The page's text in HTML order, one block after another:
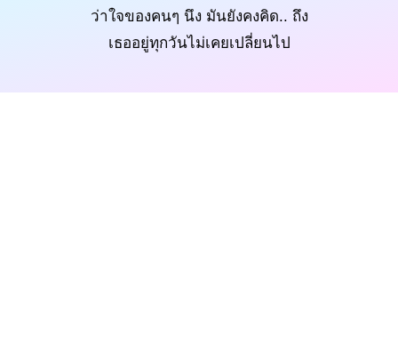
ว่าใจของคนๆ นึง มันยังคงคิด.. ถึง
เธออยู่ทุกวันไม่เคยเปลี่ยนไป